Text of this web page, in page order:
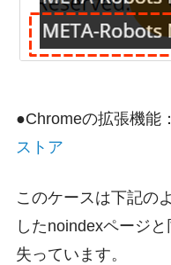
●Chromeの拡張機能：
ストア
このケースは下記の
したnoindexページ
失っています。